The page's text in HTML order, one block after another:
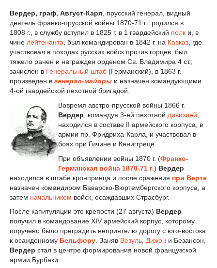
Вердер, граф, Август-Карл , прусский генерал, видный
деятель франко-прусской войны 1870-71 гг. родился в
1808 г., в службу вступил в 1825 г. в 1 гвардейский полк и, в
чине лейтенанта , был командирован в 1842 г. на Кавказ , где
участвовал в походах русских войск против горцев, был
тяжело ранен и награжден орденом Св. Владимира 4 ст.;
зачислен в Генеральный штаб (Германский), в 1863 г.
произведен в генерал-майоры и назначен командующими
4-ой гвардейской пехотной бригадой.
Вовремя австро-прусской войны 1866 г.
Вердер , командуя 3-ей пехотной дивизией
находился в составе II армейского корпуса, в
армии пр. Фридриха-Карла, и участвовал в
боях при Гичине и Кениггреце.
При объявлении войны 1870 г. (Франко-
Германская война 1870-71 г.) Вердер
находился в штабе кронпринца и после сражения при Верте
назначен командиром Баварско-Вюртембергского корпуса, а
затем начальником войск, осаждавших Страсбург.
После капитуляции это крепости (27 августа) Вердер
получил в командование XIV армейский корпус, которому
поручено было преградить неприятелю дорогу с юго-востока
к осажденному Бельфору. Заняв Везуль, Дижон и Безансон,
Вердер стал в центре формирования новой французской
армии Бурбаки.